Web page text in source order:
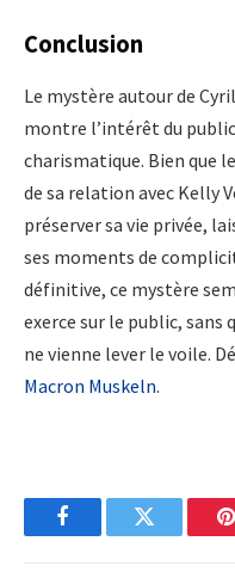
Conclusion
Le mystère autour de
montre l’intérêt du
charismatique. Bien que
de sa relation avec Kelly
préserver sa vie privée,
ses moments de
définitive, ce mystère
exerce sur le public, sans
ne vienne lever le voile.
Macron Muskeln.
FacebookTwitter